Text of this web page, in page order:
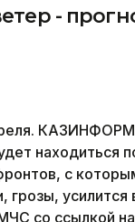
-
КАЗИНФОРМ
находиться
с
грозы,
со ссылкой